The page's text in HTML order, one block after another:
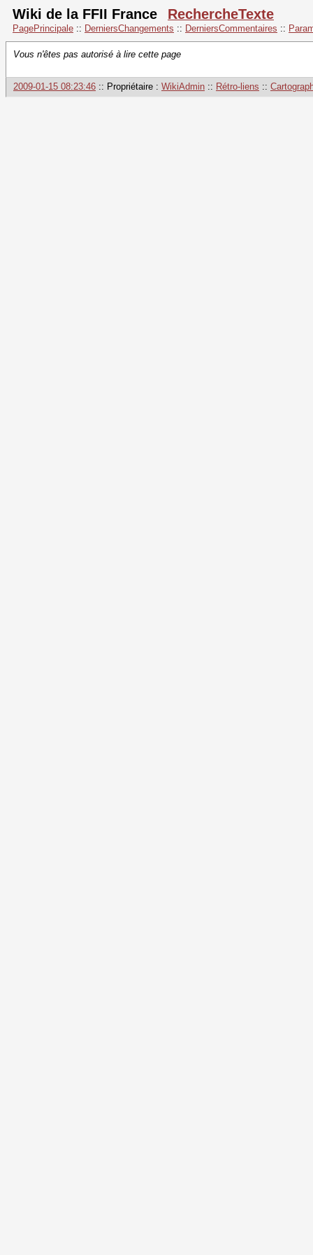
Wiki de la FFII France RechercheTexte
PagePrincipale :: DerniersChangements :: DerniersCommentaires ::
Vous n'êtes pas autorisé à lire cette page
2009-01-15 08:23:46 :: Propriétaire : WikiAdmin :: Rétro-liens ::